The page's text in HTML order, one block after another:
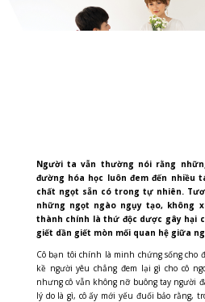
Người ta vẫn thường nói rằng
đường hóa học luôn đem đến nhiều
chất ngọt sẵn có trong tự nhiên.
những ngọt ngào ngụy tạo, không
thành chính là thứ độc dược gây hại
giết dần giết mòn mối quan hệ giữa
Cô bạn tôi chính là minh chứng sống cho
kề người yêu chẳng đem lại gì cho cô
nhưng cô vẫn không nỡ buông tay người
lý do là gì, cô ấy mới yếu đuối bảo rằng,